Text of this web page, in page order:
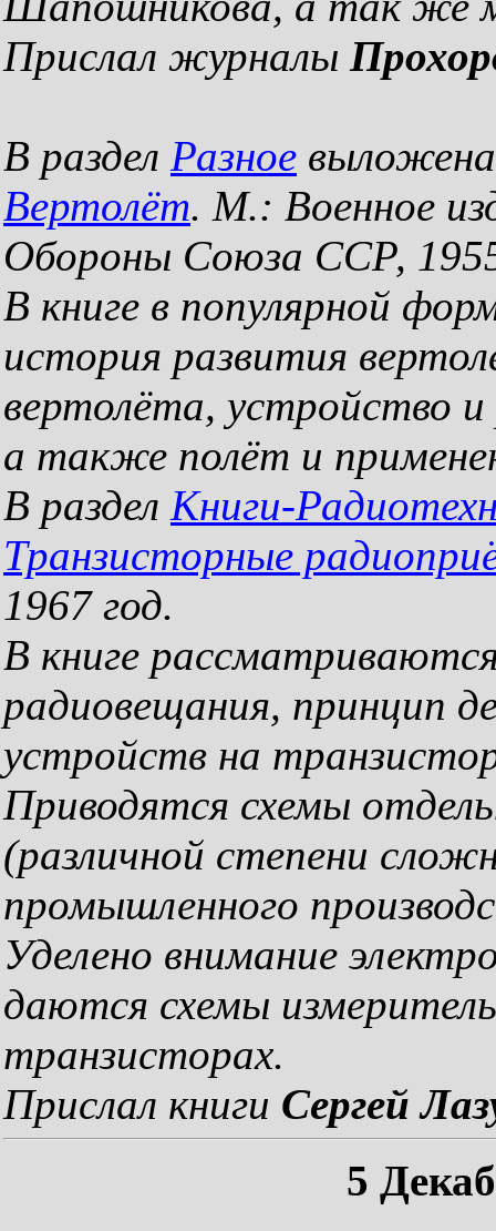
Прислал журналы
В раздел Разное
Вертолёт. М.: Военное
Обороны Союза ССР,
В книге в популярной
история развития
вертолёта, устройство
а также полёт и
В раздел Книги-
Транзисторные
1967 год.
В книге
радиовещания, принцип
устройств на
Приводятся схемы
(различной степени
промышленного
Уделено внимание
даются схемы
транзисторах.
Прислал книги Сергей
5